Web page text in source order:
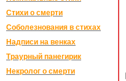
Стихи о смерти
Соболезнования в стихах
Надписи на венках
Траурный панегирик
Некролог о смерти